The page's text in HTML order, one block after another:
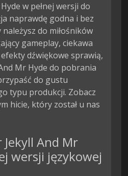
w pełnej wersji do
naprawdę godna i bez
do miłośników
gameplay, ciekawa
dźwiękowe sprawią,
Mr Hyde do pobrania
do gustu
typu produkcji. Zobacz
hicie, który został u nas
And Mr
wersji językowej